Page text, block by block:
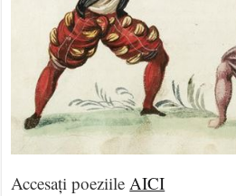
Accesați poeziile AICI